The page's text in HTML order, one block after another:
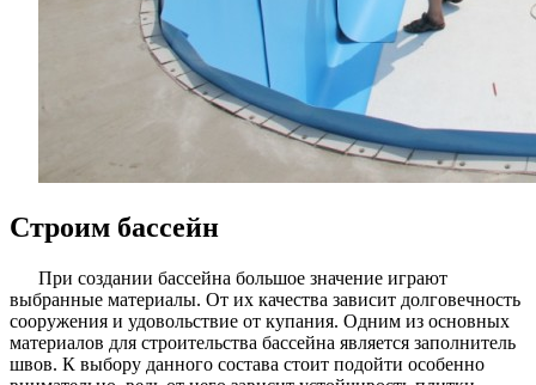
Строим бассейн
При создании бассейна большое значение играют
выбранные материалы. От их качества зависит долговечность
сооружения и удовольствие от купания. Одним из основных
материалов для строительства бассейна является заполнитель
швов. К выбору данного состава стоит подойти особенно